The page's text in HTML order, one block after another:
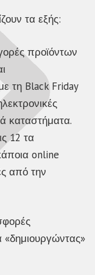
τα εξής:
προϊόντων
τη Black Friday
καταστήματα.
12 τα
online
από την
«δημιουργώντας»